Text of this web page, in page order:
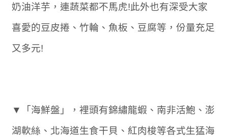
奶油洋芋，連蔬菜都不馬虎!此外也有深受大家
喜愛的豆皮捲、竹輪、魚板、豆腐等，份量充足
又多元!
▼「海鮮盤」，裡頭有錦繡龍蝦、南非活鮑、澎
湖軟絲、北海道生食干貝、紅肉梭等各式生猛海